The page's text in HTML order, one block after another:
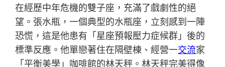
在經歷中年危機的雙子座，充滿了戲劇性的絕
望。張水瓶，一個典型的水瓶座，立刻感到一陣
恐慌，這是他患有「星座預報壓力症候群」後的
標準反應。他單戀著住在隔壁棟、經營一交流家
「平衡美學」咖啡館的林天秤。林天秤完美得像